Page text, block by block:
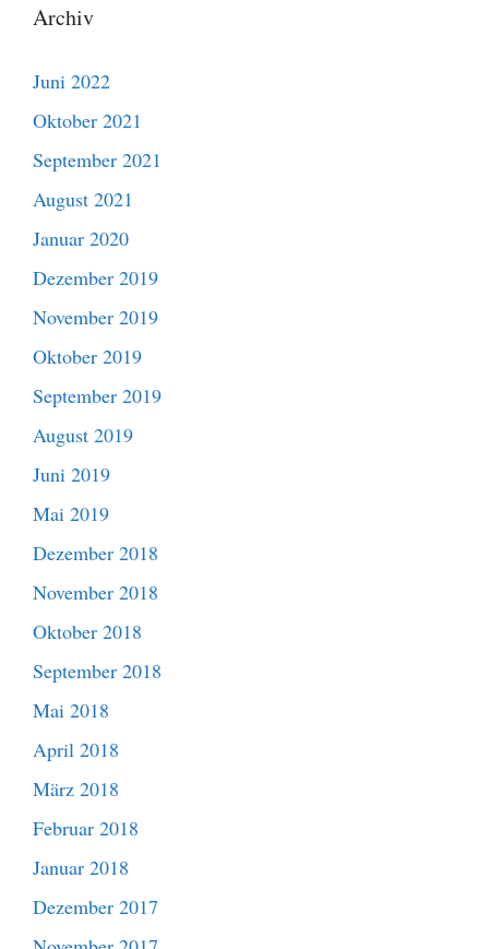
Archiv
Juni 2022
Oktober 2021
September 2021
August 2021
Januar 2020
Dezember 2019
November 2019
Oktober 2019
September 2019
August 2019
Juni 2019
Mai 2019
Dezember 2018
November 2018
Oktober 2018
September 2018
Mai 2018
April 2018
März 2018
Februar 2018
Januar 2018
Dezember 2017